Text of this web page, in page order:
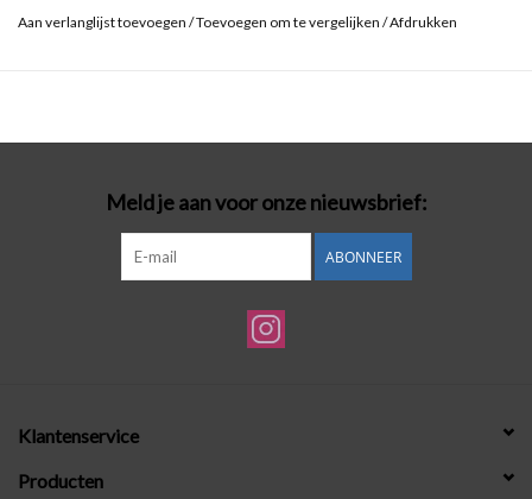
Aan verlanglijst toevoegen /Toevoegen om te vergelijken /Afdrukken
Meld je aan voor onze nieuwsbrief:
ABONNEER
Klantenservice
Producten